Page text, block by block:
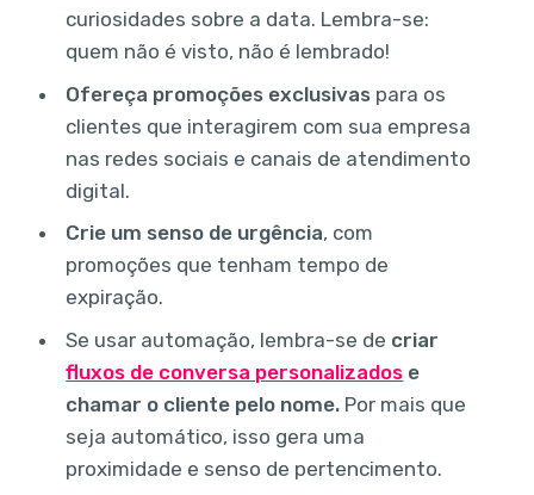
curiosidades sobre a data. Lembra-se:
quem não é visto, não é lembrado!
Ofereça promoções exclusivas para os
clientes que interagirem com sua empresa
nas redes sociais e canais de atendimento
digital.
Crie um senso de urgência, com
promoções que tenham tempo de
expiração.
Se usar automação, lembra-se de criar
fluxos de conversa personalizados e
chamar o cliente pelo nome. Por mais que
seja automático, isso gera uma
proximidade e senso de pertencimento.